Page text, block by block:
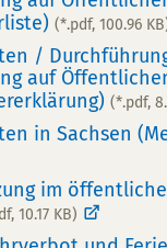
(*.pdf, 100.96
/
auf
(*.pdf,
in Sachsen
im
10.17 KB)